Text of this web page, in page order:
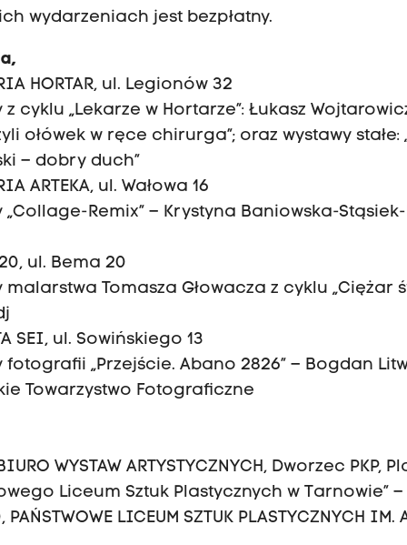
wydarzeniach jest bezpłatny.
HORTAR, ul. Legionów 32
cyklu „Lekarze w Hortarze”: Łukasz
ołówek w ręce chirurga”; oraz wystawy
– dobry duch”
ARTEKA, ul. Wałowa 16
„Collage-Remix” – Krystyna Baniowska-
ul. Bema 20
malarstwa Tomasza Głowacza z cyklu „Ciężar
SEI, ul. Sowińskiego 13
fotografii „Przejście. Abano 2826” – Bogdan
Towarzystwo Fotograficzne
WYSTAW ARTYSTYCZNYCH, Dworzec PKP,
Liceum Sztuk Plastycznych w Tarnowie”
LICEUM SZTUK PLASTYCZNYCH IM.